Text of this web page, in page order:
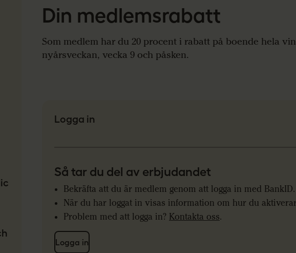
Din medlemsrabatt
Som medlem har du 20 procent i rabatt på boende hela
nyårsveckan, vecka 9 och påsken.
Logga in
Så tar du del av erbjudandet
Bekräfta att du är medlem genom att logga in med BankID.
När du har loggat in visas information om hur du
Problem med att logga in? Kontakta oss.
Logga in